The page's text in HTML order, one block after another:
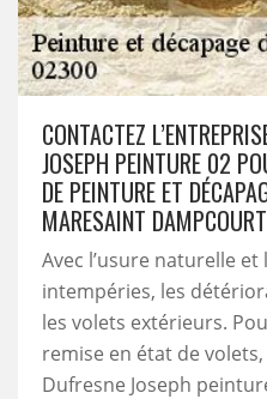
CONTACTEZ
JOSEPH PEINTURE 02
DE PEINTURE ET
MARESAINT DAMPCOURT
Avec l’usure naturelle
intempéries, les
les volets extérieurs.
remise en état de
Dufresne Joseph